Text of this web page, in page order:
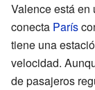
Valence está en
conecta París
tiene una
velocidad.
de pasajeros